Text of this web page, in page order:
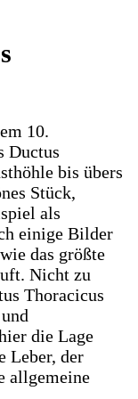
10.
Ductus
bis übers
Stück,
als
einige Bilder
das größte
Nicht zu
Thoracicus
die Lage
Leber, der
allgemeine